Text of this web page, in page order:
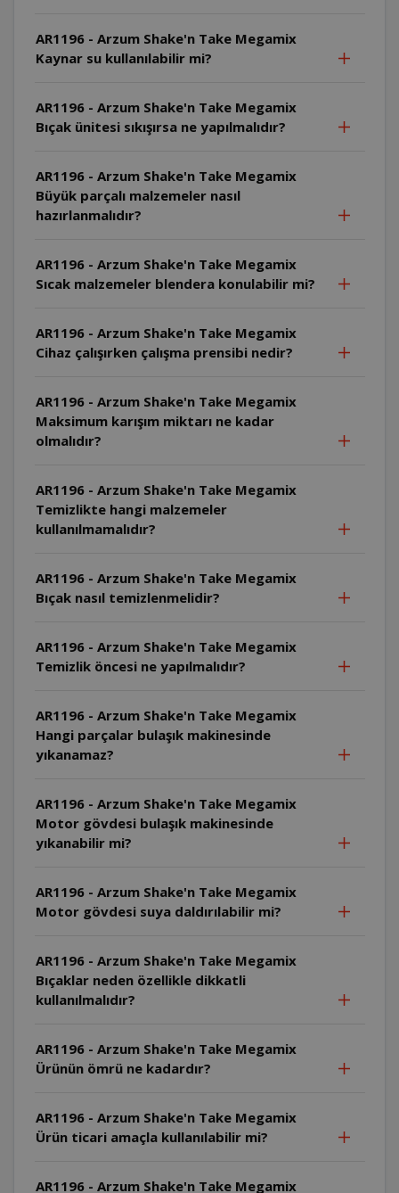
AR1196 - Arzum Shake'n Take Megamix
Kaynar su kullanılabilir mi?
AR1196 - Arzum Shake'n Take Megamix
Bıçak ünitesi sıkışırsa ne yapılmalıdır?
AR1196 - Arzum Shake'n Take Megamix
Büyük parçalı malzemeler nasıl
hazırlanmalıdır?
AR1196 - Arzum Shake'n Take Megamix
Sıcak malzemeler blendera konulabilir mi?
AR1196 - Arzum Shake'n Take Megamix
Cihaz çalışırken çalışma prensibi nedir?
AR1196 - Arzum Shake'n Take Megamix
Maksimum karışım miktarı ne kadar
olmalıdır?
AR1196 - Arzum Shake'n Take Megamix
Temizlikte hangi malzemeler
kullanılmamalıdır?
AR1196 - Arzum Shake'n Take Megamix
Bıçak nasıl temizlenmelidir?
AR1196 - Arzum Shake'n Take Megamix
Temizlik öncesi ne yapılmalıdır?
AR1196 - Arzum Shake'n Take Megamix
Hangi parçalar bulaşık makinesinde
yıkanamaz?
AR1196 - Arzum Shake'n Take Megamix
Motor gövdesi bulaşık makinesinde
yıkanabilir mi?
AR1196 - Arzum Shake'n Take Megamix
Motor gövdesi suya daldırılabilir mi?
AR1196 - Arzum Shake'n Take Megamix
Bıçaklar neden özellikle dikkatli
kullanılmalıdır?
AR1196 - Arzum Shake'n Take Megamix
Ürünün ömrü ne kadardır?
AR1196 - Arzum Shake'n Take Megamix
Ürün ticari amaçla kullanılabilir mi?
AR1196 - Arzum Shake'n Take Megamix